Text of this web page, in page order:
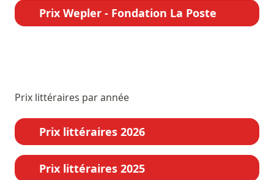
Prix Wepler - Fondation La Poste
Prix littéraires par année
Prix littéraires 2026
Prix littéraires 2025